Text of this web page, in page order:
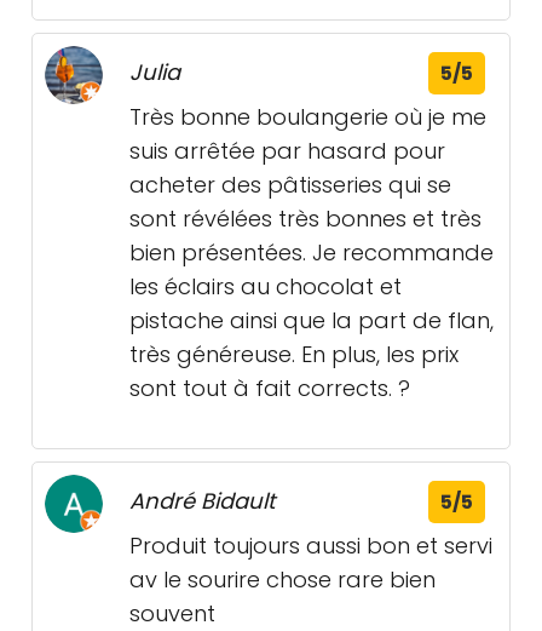
Julia 5/5
Très bonne boulangerie où je me
suis arrêtée par hasard pour
acheter des pâtisseries qui se
sont révélées très bonnes et très
bien présentées. Je recommande
les éclairs au chocolat et
pistache ainsi que la part de flan,
très généreuse. En plus, les prix
sont tout à fait corrects. ?
André Bidault 5/5
Produit toujours aussi bon et servi
av le sourire chose rare bien
souvent